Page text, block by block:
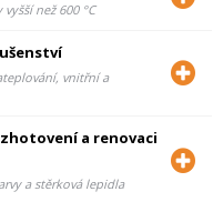
než 600 °C
vnitřní a
a renovaci
a stěrková lepidla